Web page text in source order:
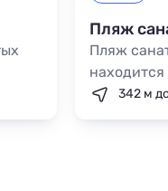
Пляж
Пляж
попасть к
342 м